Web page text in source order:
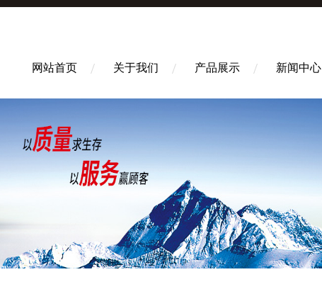
网站首页 关于我们 产品展示 新闻中心